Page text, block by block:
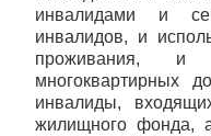
инвалидами и
инвалидов, и
проживания,
многоквартирных
инвалиды,
жилищного фонда,